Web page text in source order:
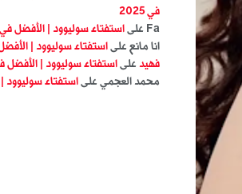
في 2025
Fa على استفتاء سوليوود | الأفضل في
انا مانع علىاستفتاء سوليوود | الأفضل
فهيد على استفتاء سوليوود | الأفضل في
محمد العجمي على استفتاء سوليوود |